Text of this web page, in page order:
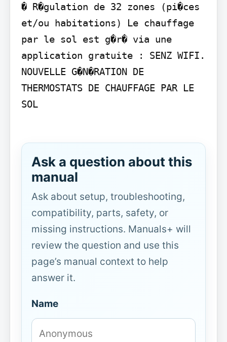
� R�gulation de 32 zones (pi�ces
et/ou habitations) Le chauffage
par le sol est g�r� via une
application gratuite : SENZ WIFI.
NOUVELLE G�N�RATION DE
THERMOSTATS DE CHAUFFAGE PAR LE
SOL
Ask a question about this
manual
Ask about setup, troubleshooting,
compatibility, parts, safety, or
missing instructions. Manuals+ will
review the question and use this
page’s manual context to help
answer it.
Name